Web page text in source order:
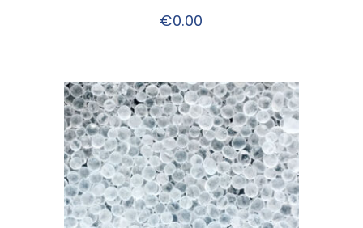
€0.00